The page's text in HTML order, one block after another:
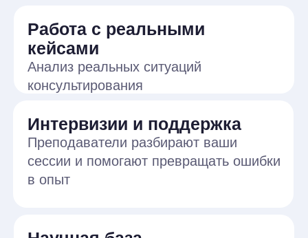
Подход, разработанный и применяемый
в Oxford Cognitive Therapy Centre, отличается
академической точностью и практической
Оксфордская модель
стандарт психотерапии